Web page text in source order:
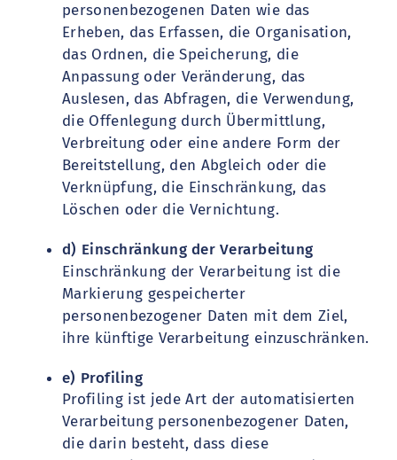
personenbezogenen Daten wie das
Erheben, das Erfassen, die Organisation,
das Ordnen, die Speicherung, die
Anpassung oder Veränderung, das
Auslesen, das Abfragen, die Verwendung,
die Offenlegung durch Übermittlung,
Verbreitung oder eine andere Form der
Bereitstellung, den Abgleich oder die
Verknüpfung, die Einschränkung, das
Löschen oder die Vernichtung.
d) Einschränkung der Verarbeitung
Einschränkung der Verarbeitung ist die
Markierung gespeicherter
personenbezogener Daten mit dem Ziel,
ihre künftige Verarbeitung einzuschränken.
e) Profiling
Profiling ist jede Art der automatisierten
Verarbeitung personenbezogener Daten,
die darin besteht, dass diese